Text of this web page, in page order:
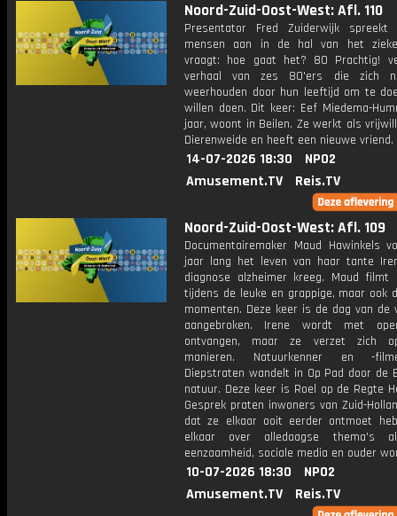
Noord-Zuid-Oost-West: Afl. 110
Presentator Fred Zuiderwijk spreekt
mensen aan in de hal van het
vraagt: hoe gaat het? 80 Prachtig!
verhaal van zes 80'ers die zich
weerhouden door hun leeftijd om te
willen doen. Dit keer: Eef Miedema-
jaar, woont in Beilen. Ze werkt als
Dierenweide en heeft een nieuwe vriend.
14-07-2026 18:30
NPO2
Amusement.TV
Reis.TV
Noord-Zuid-Oost-West: Afl. 109
Documentairemaker Maud Hawinkels
jaar lang het leven van haar tante
diagnose alzheimer kreeg. Maud filmt
tijdens de leuke en grappige, maar ook
momenten. Deze keer is de dag van de
aangebroken. Irene wordt met
ontvangen, maar ze verzet zich
manieren. Natuurkenner en -
Diepstraten wandelt in Op Pad door de
natuur. Deze keer is Roel op de Regte
Gesprek praten inwoners van Zuid-
dat ze elkaar ooit eerder ontmoet
elkaar over alledaagse thema's
eenzaamheid, sociale media en ouder
10-07-2026 18:30
NPO2
Amusement.TV
Reis.TV